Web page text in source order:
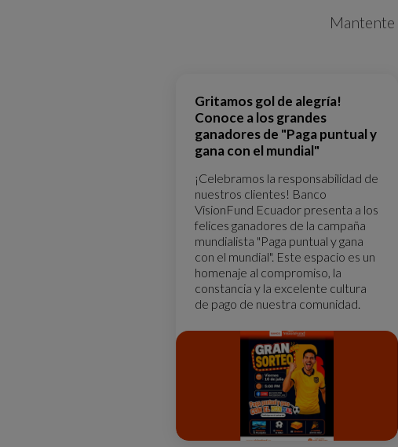
Mantente
Gritamos gol de alegría!
Conoce a los grandes
ganadores de "Paga puntual y
gana con el mundial"
¡Celebramos la responsabilidad de
nuestros clientes! Banco
VisionFund Ecuador presenta a los
felices ganadores de la campaña
mundialista "Paga puntual y gana
con el mundial". Este espacio es un
homenaje al compromiso, la
constancia y la excelente cultura
de pago de nuestra comunidad.